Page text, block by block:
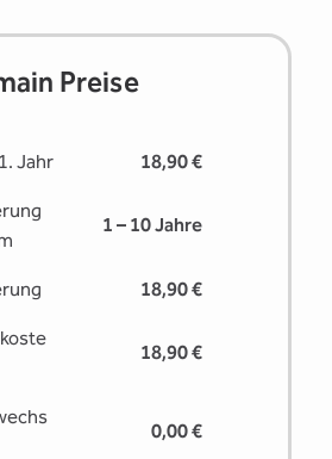
Preise
Jahr 18,90 €
1 – 10 Jahre
18,90 €
18,90 €
0,00 €